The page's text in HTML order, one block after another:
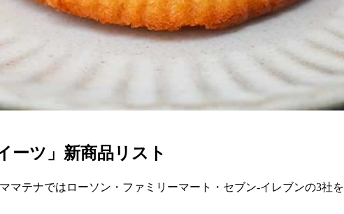
ーツ」新商品リスト
マテナではローソン・ファミリーマート・セブン-イレブンの3社